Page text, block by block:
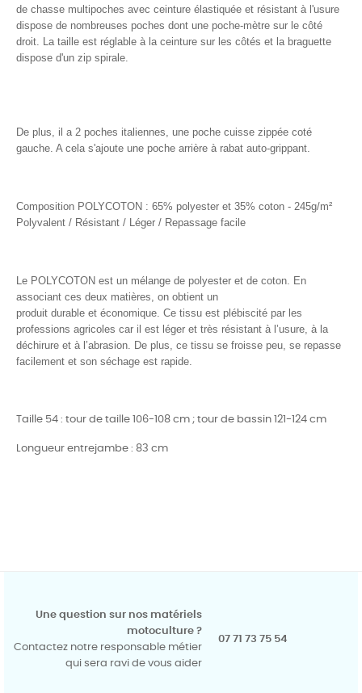
de chasse multipoches avec ceinture élastiquée et résistant à l'usure
dispose de nombreuses poches dont une poche-mètre sur le côté
droit. La taille est réglable à la ceinture sur les côtés et la braguette
dispose d'un zip spirale.
De plus, il a 2 poches italiennes, une poche cuisse zippée coté
gauche. A cela s'ajoute une poche arrière à rabat auto-grippant.
Composition POLYCOTON : 65% polyester et 35% coton - 245g/m²
Polyvalent / Résistant / Léger / Repassage facile
Le POLYCOTON est un mélange de polyester et de coton. En
associant ces deux matières, on obtient un
produit durable et économique. Ce tissu est plébiscité par les
professions agricoles car il est léger et très résistant à l’usure, à la
déchirure et à l’abrasion. De plus, ce tissu se froisse peu, se repasse
facilement et son séchage est rapide.
Taille 54 : tour de taille 106-108 cm ; tour de bassin 121-124 cm
Longueur entrejambe : 83 cm
Une question sur nos matériels
motoculture ?
Contactez notre responsable métier
qui sera ravi de vous aider
07 71 73 75 54